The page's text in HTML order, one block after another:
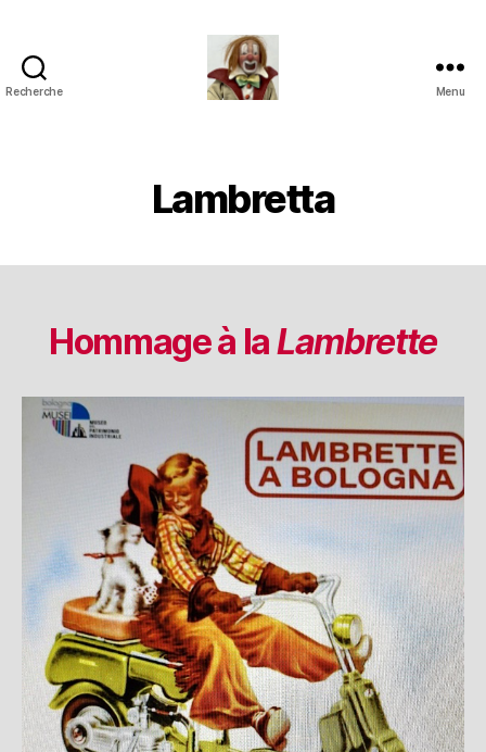
Recherche
Collection
Menu
Lambretta
Hommage à laLambrette